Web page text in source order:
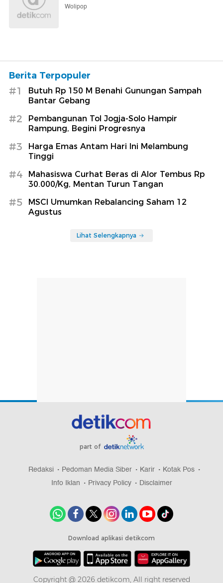
Wolipop
Berita Terpopuler
#1
Butuh Rp 150 M Benahi Gunungan Sampah
Bantar Gebang
#2
Pembangunan Tol Jogja-Solo Hampir
Rampung, Begini Progresnya
#3
Harga Emas Antam Hari Ini Melambung
Tinggi
#4
Mahasiswa Curhat Beras di Alor Tembus Rp
30.000/Kg, Mentan Turun Tangan
#5
MSCI Umumkan Rebalancing Saham 12
Agustus
Lihat Selengkapnya
part of
Redaksi Pedoman Media Siber Karir
Kotak Pos
Info Iklan
Privacy Policy Disclaimer
Download aplikasi detikcom
Copyright @ 2026 detikcom, All right reserved